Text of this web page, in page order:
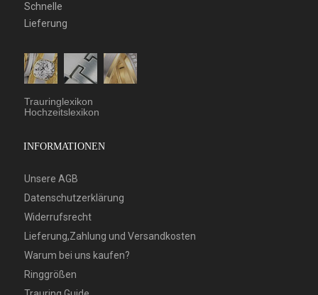
Schnelle
Lieferung
Trauringlexikon
Hochzeitslexikon
INFORMATIONEN
Unsere AGB
Datenschutzerklärung
Widerrufsrecht
Lieferung,Zahlung und Versandkosten
Warum bei uns kaufen?
Ringgrößen